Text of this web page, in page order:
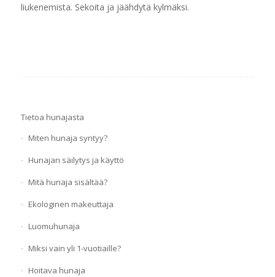
liukenemista. Sekoita ja jäähdytä kylmäksi.
Tietoa hunajasta
Miten hunaja syntyy?
Hunajan säilytys ja käyttö
Mitä hunaja sisältää?
Ekologinen makeuttaja
Luomuhunaja
Miksi vain yli 1-vuotiaille?
Hoitava hunaja